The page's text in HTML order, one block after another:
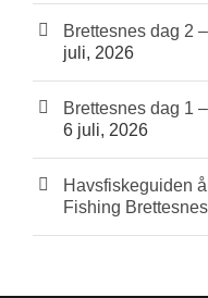
Brettesnes dag 2
juli, 2026
Brettesnes dag 1
6 juli, 2026
Havsfiskeguiden
Fishing Brettesnes